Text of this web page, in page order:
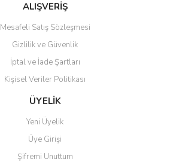
ALIŞVERİŞ
Mesafeli Satış Sözleşmesi
Gizlilik ve Güvenlik
İptal ve İade Şartları
Kişisel Veriler Politikası
ÜYELİK
Yeni Üyelik
Üye Girişi
Şifremi Unuttum